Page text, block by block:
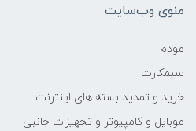
منوی وب‌سایت
مودم
سیمکارت
خرید و تمدید بسته های اینترنت
موبایل و کامپیوتر و تجهیزات جانبی